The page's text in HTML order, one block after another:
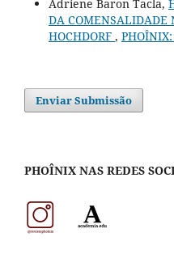
Adriene Baron Tacla,
DA COMENSALIDADE
HOCHDORF ,
Enviar Submissão
PHOÎNIX NAS REDES